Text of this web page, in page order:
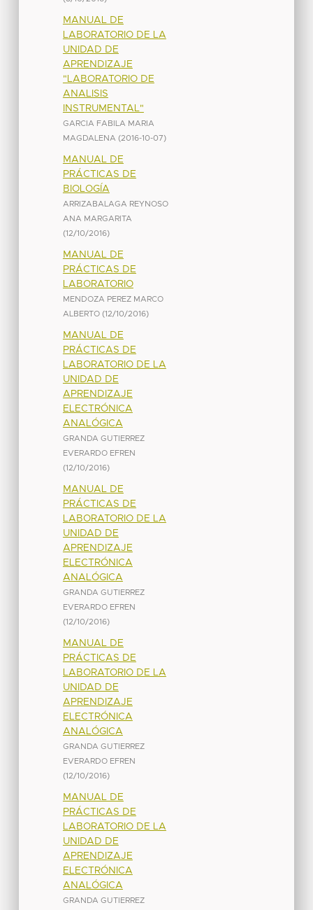
MANUAL DE
LABORATORIO DE LA
UNIDAD DE
APRENDIZAJE
"LABORATORIO DE
ANALISIS
INSTRUMENTAL"
GARCIA FABILA MARIA
MAGDALENA (2016-10-07)
MANUAL DE
PRÁCTICAS DE
BIOLOGÍA
ARRIZABALAGA REYNOSO
ANA MARGARITA
(12/10/2016)
MANUAL DE
PRÁCTICAS DE
LABORATORIO
MENDOZA PEREZ MARCO
ALBERTO (12/10/2016)
MANUAL DE
PRÁCTICAS DE
LABORATORIO DE LA
UNIDAD DE
APRENDIZAJE
ELECTRÓNICA
ANALÓGICA
GRANDA GUTIERREZ
EVERARDO EFREN
(12/10/2016)
MANUAL DE
PRÁCTICAS DE
LABORATORIO DE LA
UNIDAD DE
APRENDIZAJE
ELECTRÓNICA
ANALÓGICA
GRANDA GUTIERREZ
EVERARDO EFREN
(12/10/2016)
MANUAL DE
PRÁCTICAS DE
LABORATORIO DE LA
UNIDAD DE
APRENDIZAJE
ELECTRÓNICA
ANALÓGICA
GRANDA GUTIERREZ
EVERARDO EFREN
(12/10/2016)
MANUAL DE
PRÁCTICAS DE
LABORATORIO DE LA
UNIDAD DE
APRENDIZAJE
ELECTRÓNICA
ANALÓGICA
GRANDA GUTIERREZ